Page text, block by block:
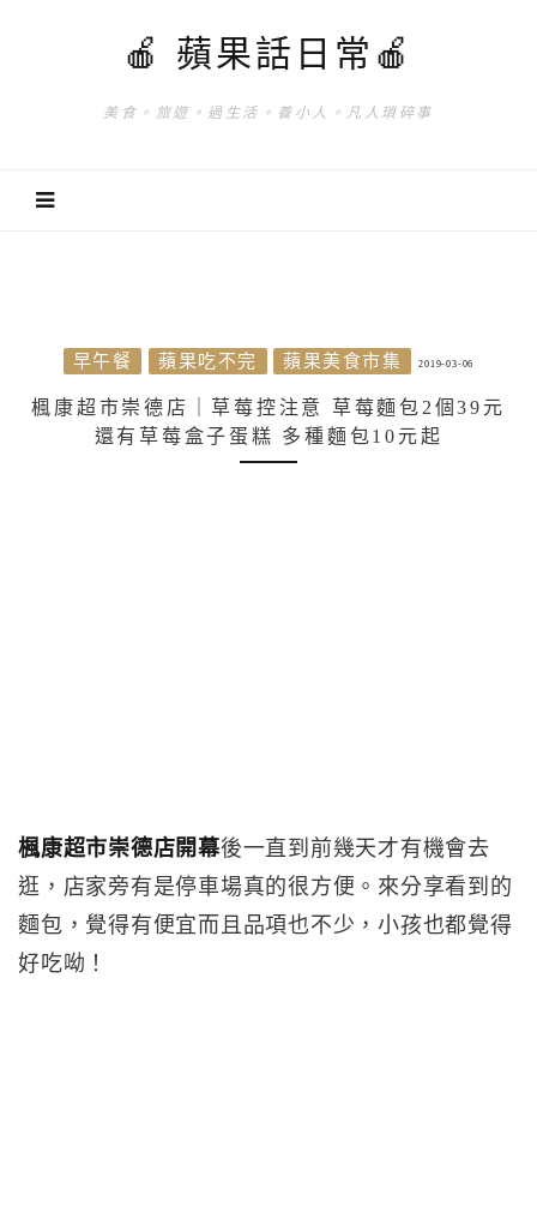
🍎 蘋果話日常🍎
美食。旅遊。過生活。養小人。凡人瑣碎事
早午餐 蘋果吃不完 蘋果美食市集 2019-03-06
楓康超市崇德店｜草莓控注意 草莓麵包2個39元
還有草莓盒子蛋糕 多種麵包10元起
楓康超市崇德店開幕後一直到前幾天才有機會去
逛，店家旁有是停車場真的很方便。來分享看到的
麵包，覺得有便宜而且品項也不少，小孩也都覺得
好吃呦！